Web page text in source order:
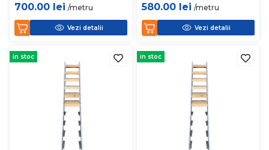
700.00 lei /metru
Vezi detalii
580.00 lei /metru
Vezi detalii
in stoc in stoc